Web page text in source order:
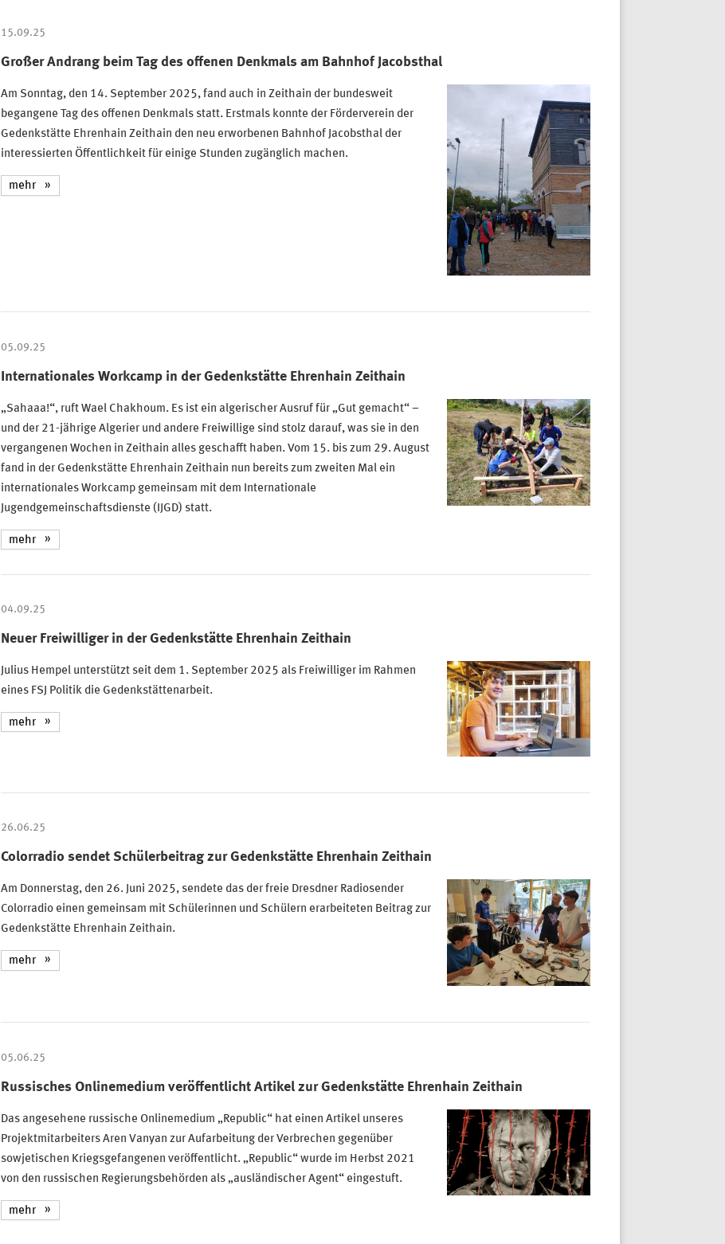
15.09.25
Großer Andrang beim Tag des offenen Denkmals am Bahnhof Jacobsthal
Am Sonntag, den 14. September 2025, fand auch in Zeithain der bundesweit
begangene Tag des offenen Denkmals statt. Erstmals konnte der Förderverein der
Gedenkstätte Ehrenhain Zeithain den neu erworbenen Bahnhof Jacobsthal der
interessierten Öffentlichkeit für einige Stunden zugänglich machen.
mehr
05.09.25
Internationales Workcamp in der Gedenkstätte Ehrenhain Zeithain
„Sahaaa!“, ruft Wael Chakhoum. Es ist ein algerischer Ausruf für „Gut gemacht“ –
und der 21-jährige Algerier und andere Freiwillige sind stolz darauf, was sie in den
vergangenen Wochen in Zeithain alles geschafft haben. Vom 15. bis zum 29. August
fand in der Gedenkstätte Ehrenhain Zeithain nun bereits zum zweiten Mal ein
internationales Workcamp gemeinsam mit dem Internationale
Jugendgemeinschaftsdienste (IJGD) statt.
mehr
04.09.25
Neuer Freiwilliger in der Gedenkstätte Ehrenhain Zeithain
Julius Hempel unterstützt seit dem 1. September 2025 als Freiwilliger im Rahmen
eines FSJ Politik die Gedenkstättenarbeit.
mehr
26.06.25
Colorradio sendet Schülerbeitrag zur Gedenkstätte Ehrenhain Zeithain
Am Donnerstag, den 26. Juni 2025, sendete das der freie Dresdner Radiosender
Colorradio einen gemeinsam mit Schülerinnen und Schülern erarbeiteten Beitrag zur
Gedenkstätte Ehrenhain Zeithain.
mehr
05.06.25
Russisches Onlinemedium veröffentlicht Artikel zur Gedenkstätte Ehrenhain Zeithain
Das angesehene russische Onlinemedium „Republic“ hat einen Artikel unseres
Projektmitarbeiters Aren Vanyan zur Aufarbeitung der Verbrechen gegenüber
sowjetischen Kriegsgefangenen veröffentlicht. „Republic“ wurde im Herbst 2021
von den russischen Regierungsbehörden als „ausländischer Agent“ eingestuft.
mehr